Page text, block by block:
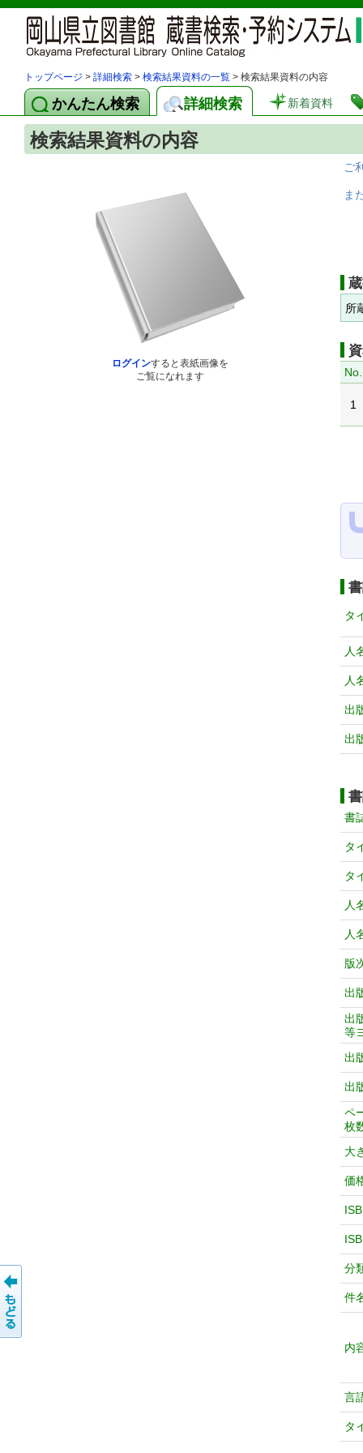
トップページ > 詳細検索 > 検索結果資料の一覧 > 検索結果資料の内容
かんたん検索 詳細検索 新着資料
検索結果資料の内容
ログインすると表紙画像を
ご覧になれます
ご
ま
所
No.
1
タ
人
人
出
出
書
タ
タ
人
人
版
出
出
等
出
出
ペ
枚
大
価
分
件
内
言
タ